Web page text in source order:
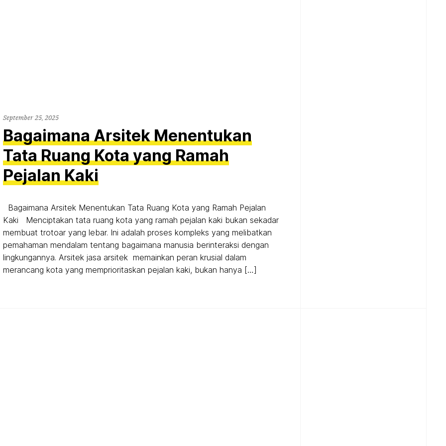
September 25, 2025
Bagaimana Arsitek Menentukan
Tata Ruang Kota yang Ramah
Pejalan Kaki
Bagaimana Arsitek Menentukan Tata Ruang Kota yang Ramah Pejalan
Kaki Menciptakan tata ruang kota yang ramah pejalan kaki bukan sekadar
membuat trotoar yang lebar. Ini adalah proses kompleks yang melibatkan
pemahaman mendalam tentang bagaimana manusia berinteraksi dengan
lingkungannya. Arsitek jasa arsitek memainkan peran krusial dalam
merancang kota yang memprioritaskan pejalan kaki, bukan hanya […]